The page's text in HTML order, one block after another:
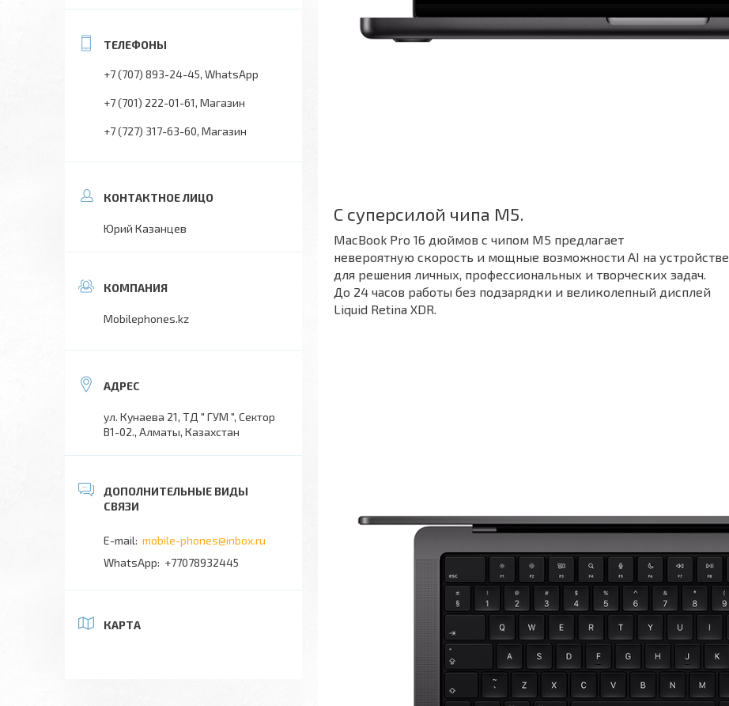
С суперсилой чипа M5.
MacBook Pro 16 дюймов с чипом M5 предлагает
невероятную скорость и мощные возможности AI на устройстве
для решения личных, профессиональных и творческих задач.
До 24 часов работы без подзарядки и великолепный дисплей
Liquid Retina XDR.
+7 (707) 893-24-45 WhatsApp
+7 (701) 222-01-61 Магазин
+7 (727) 317-63-60 Магазин
Юрий Казанцев
Mobilephones.kz
ул. Кунаева 21, ТД " ГУМ ", Сектор
В1-02., Алматы, Казахстан
mobile-phones@inbox.ru
+77078932445
КАРТА